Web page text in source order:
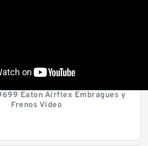
Eaton Airflex Embragues y
Frenos Video